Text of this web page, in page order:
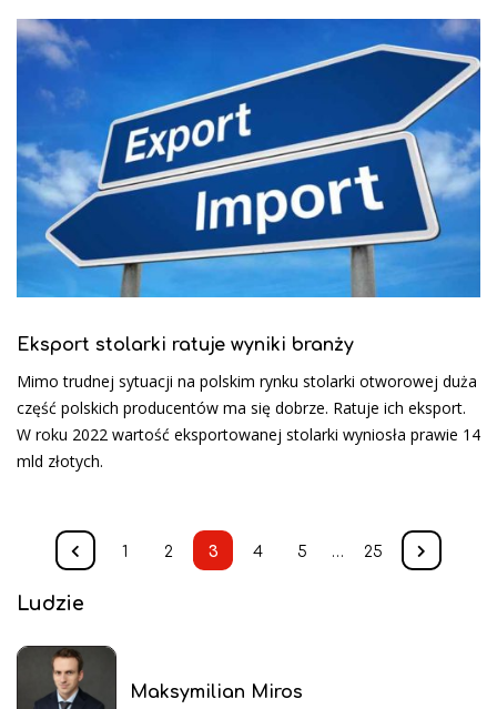
Eksport stolarki ratuje wyniki branży
Mimo trudnej sytuacji na polskim rynku stolarki otworowej duża
część polskich producentów ma się dobrze. Ratuje ich eksport.
W roku 2022 wartość eksportowanej stolarki wyniosła prawie 14
mld złotych.
1 2 3 4 5 … 25
Ludzie
Maksymilian Miros